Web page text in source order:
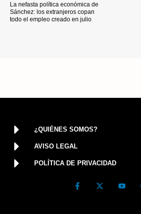
La nefasta política económica de
Sánchez: los extranjeros copan
todo el empleo creado en julio
¿QUIÉNES SOMOS?
AVISO LEGAL
POLÍTICA DE PRIVACIDAD